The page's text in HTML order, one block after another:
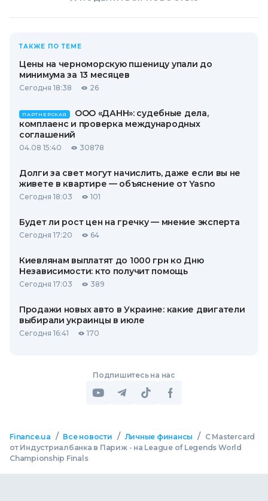
ТАКЖЕ ПО ТЕМЕ
Цены на черноморскую пшеницу упали до
минимума за 13 месяцев
Сегодня 18:38 26
ПАРТНЕРСКАЯ
ООО «ДАНН»: судебные дела,
комплаенс и проверка международных
соглашений
04.08 15:40 30878
Долги за свет могут начислить, даже если вы не
живете в квартире — объяснение от Yasno
Сегодня 18:03 101
Будет ли рост цен на гречку — мнение эксперта
Сегодня 17:20 64
Киевлянам выплатят до 1000 грн ко Дню
Независимости: кто получит помощь
Сегодня 17:03 389
Продажи новых авто в Украине: какие двигатели
выбирали украинцы в июле
Сегодня 16:41 170
Подпишитесь на нас
Finance.ua / Все новости / Личные финансы /
С Mastercard
от Индустриалбанка в Париж - на League of Legends World
Championship Finals